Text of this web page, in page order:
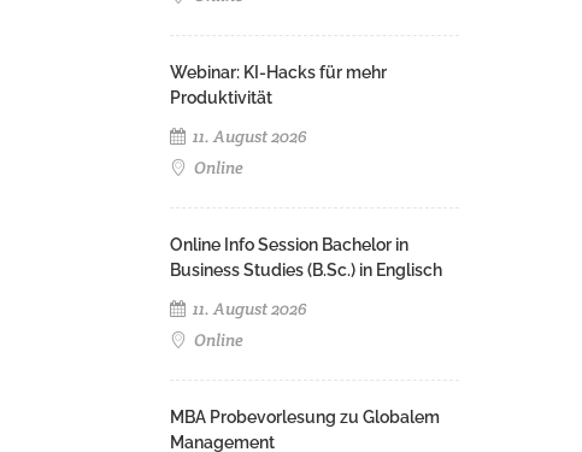
Webinar: KI-Hacks für mehr
Produktivität
11. August 2026
Online
Online Info Session Bachelor in
Business Studies (B.Sc.) in Englisch
11. August 2026
Online
MBA Probevorlesung zu Globalem
Management